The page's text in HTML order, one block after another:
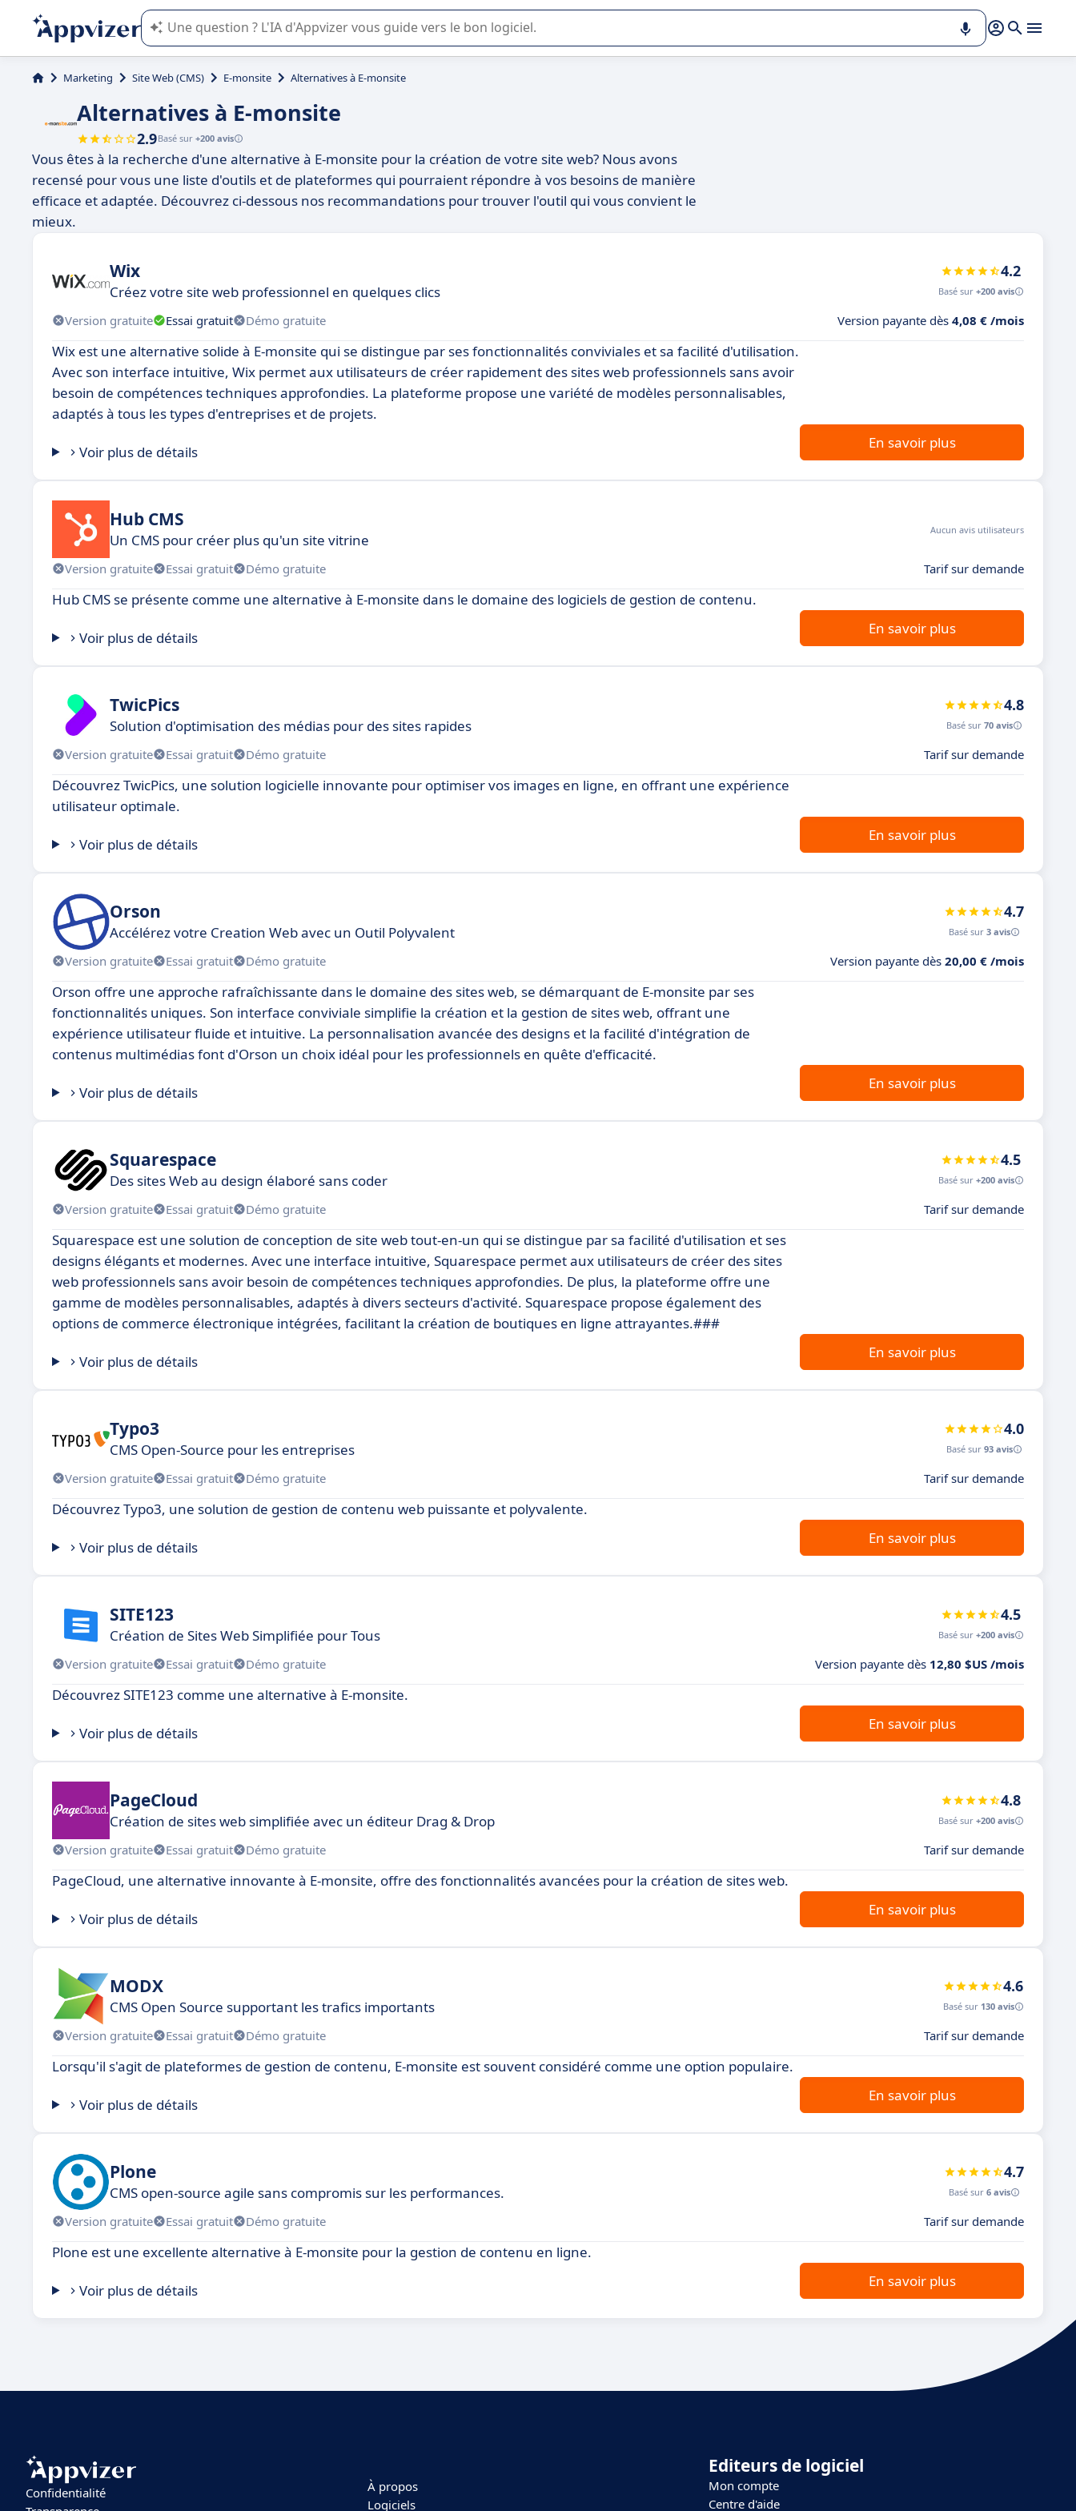
L'IA de Appvizer vous guide dans l'utilisation ou la sélection de logiciel SaaS en entreprise.
Marketing Site Web (CMS) E-monsite Alternatives à E-monsite
Alternatives à E-monsite
2.9Basé sur +200 avis
Vous êtes à la recherche d'une alternative à E-monsite pour la création de votre site web? Nous avons
recensé pour vous une liste d'outils et de plateformes qui pourraient répondre à vos besoins de manière
efficace et adaptée. Découvrez ci-dessous nos recommandations pour trouver l'outil qui vous convient le
mieux.
Wix
Créez votre site web professionnel en quelques clics
4.2
Basé sur +200 avis
Version gratuite Essai gratuit Démo gratuite Version payante dès 4,08 € /mois
Wix est une alternative solide à E-monsite qui se distingue par ses fonctionnalités conviviales et sa facilité d'utilisation.
Avec son interface intuitive, Wix permet aux utilisateurs de créer rapidement des sites web professionnels sans avoir
besoin de compétences techniques approfondies. La plateforme propose une variété de modèles personnalisables,
adaptés à tous les types d'entreprises et de projets.
Voir plus de détails
En savoir plus
Hub CMS
Un CMS pour créer plus qu'un site vitrine
Aucun avis utilisateurs
Version gratuite Essai gratuit Démo gratuite Tarif sur demande
Hub CMS se présente comme une alternative à E-monsite dans le domaine des logiciels de gestion de contenu.
Voir plus de détails
En savoir plus
TwicPics
Solution d'optimisation des médias pour des sites rapides
4.8
Basé sur 70 avis
Version gratuite Essai gratuit Démo gratuite Tarif sur demande
Découvrez TwicPics, une solution logicielle innovante pour optimiser vos images en ligne, en offrant une expérience
utilisateur optimale.
Voir plus de détails
En savoir plus
Orson
Accélérez votre Creation Web avec un Outil Polyvalent
4.7
Basé sur 3 avis
Version gratuite Essai gratuit Démo gratuite Version payante dès 20,00 € /mois
Orson offre une approche rafraîchissante dans le domaine des sites web, se démarquant de E-monsite par ses
fonctionnalités uniques. Son interface conviviale simplifie la création et la gestion de sites web, offrant une
expérience utilisateur fluide et intuitive. La personnalisation avancée des designs et la facilité d'intégration de
contenus multimédias font d'Orson un choix idéal pour les professionnels en quête d'efficacité.
Voir plus de détails
En savoir plus
Squarespace
Des sites Web au design élaboré sans coder
4.5
Basé sur +200 avis
Version gratuite Essai gratuit Démo gratuite Tarif sur demande
Squarespace est une solution de conception de site web tout-en-un qui se distingue par sa facilité d'utilisation et ses
designs élégants et modernes. Avec une interface intuitive, Squarespace permet aux utilisateurs de créer des sites
web professionnels sans avoir besoin de compétences techniques approfondies. De plus, la plateforme offre une
gamme de modèles personnalisables, adaptés à divers secteurs d'activité. Squarespace propose également des
options de commerce électronique intégrées, facilitant la création de boutiques en ligne attrayantes.###
Voir plus de détails
En savoir plus
Typo3
CMS Open-Source pour les entreprises
4.0
Basé sur 93 avis
Version gratuite Essai gratuit Démo gratuite Tarif sur demande
Découvrez Typo3, une solution de gestion de contenu web puissante et polyvalente.
Voir plus de détails
En savoir plus
SITE123
Création de Sites Web Simplifiée pour Tous
4.5
Basé sur +200 avis
Version gratuite Essai gratuit Démo gratuite Version payante dès 12,80 $US /mois
Découvrez SITE123 comme une alternative à E-monsite.
Voir plus de détails
En savoir plus
PageCloud
Création de sites web simplifiée avec un éditeur Drag & Drop
4.8
Basé sur +200 avis
Version gratuite Essai gratuit Démo gratuite Tarif sur demande
PageCloud, une alternative innovante à E-monsite, offre des fonctionnalités avancées pour la création de sites web.
Voir plus de détails
En savoir plus
MODX
CMS Open Source supportant les trafics importants
4.6
Basé sur 130 avis
Version gratuite Essai gratuit Démo gratuite Tarif sur demande
Lorsqu'il s'agit de plateformes de gestion de contenu, E-monsite est souvent considéré comme une option populaire.
Voir plus de détails
En savoir plus
Plone
CMS open-source agile sans compromis sur les performances.
4.7
Basé sur 6 avis
Version gratuite Essai gratuit Démo gratuite Tarif sur demande
Plone est une excellente alternative à E-monsite pour la gestion de contenu en ligne.
Voir plus de détails
En savoir plus
Confidentialité
À propos
Logiciels
Editeurs de logiciel
Mon compte
Centre d'aide